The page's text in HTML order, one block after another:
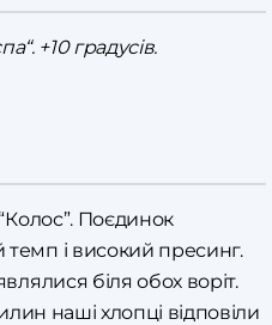
+10 градусів.
Поєдинок
темп і високий пресинг.
біля обох воріт.
наші хлопці відповіли